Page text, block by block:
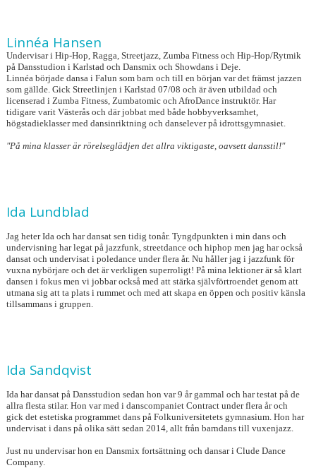
Linnéa Hansen
Undervisar i Hip-Hop, Ragga, Streetjazz, Zumba Fitness och Hip-Hop/Rytmik
på Dansstudion i Karlstad och Dansmix och Showdans i Deje.
Linnéa började dansa i Falun som barn och till en början var det främst jazzen
som gällde. Gick Streetlinjen i Karlstad 07/08 och är även utbildad och
licenserad i Zumba Fitness, Zumbatomic och AfroDance instruktör. Har
tidigare varit Västerås och där jobbat med både hobbyverksamhet,
högstadieklasser med dansinriktning och danselever på idrottsgymnasiet.
"På mina klasser är rörelseglädjen det allra viktigaste, oavsett dansstil!"
Ida Lundblad
Jag heter Ida och har dansat sen tidig tonår. Tyngdpunkten i min dans och
undervisning har legat på jazzfunk, streetdance och hiphop men jag har också
dansat och undervisat i poledance under flera år. Nu håller jag i jazzfunk för
vuxna nybörjare och det är verkligen superroligt! På mina lektioner är så klart
dansen i fokus men vi jobbar också med att stärka självförtroendet genom att
utmana sig att ta plats i rummet och med att skapa en öppen och positiv känsla
tillsammans i gruppen.
Ida Sandqvist
Ida har dansat på Dansstudion sedan hon var 9 år gammal och har testat på de
allra flesta stilar. Hon var med i danscompaniet Contract under flera år och
gick det estetiska programmet dans på Folkuniversitetets gymnasium. Hon har
undervisat i dans på olika sätt sedan 2014, allt från barndans till vuxenjazz.
Just nu undervisar hon en Dansmix fortsättning och dansar i Clude Dance
Company.